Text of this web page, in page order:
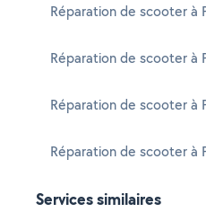
Réparation de scooter à
Réparation de scooter à
Réparation de scooter à
Réparation de scooter à
Services similaires